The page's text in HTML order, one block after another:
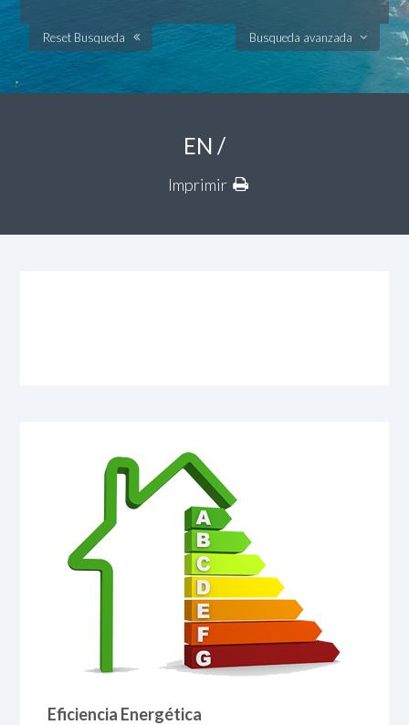
Busqueda avanzada
Reset Busqueda
EN /
Imprimir
Eficiencia Energética